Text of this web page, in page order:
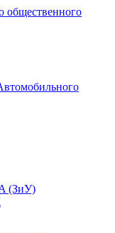
(ЗиУ)